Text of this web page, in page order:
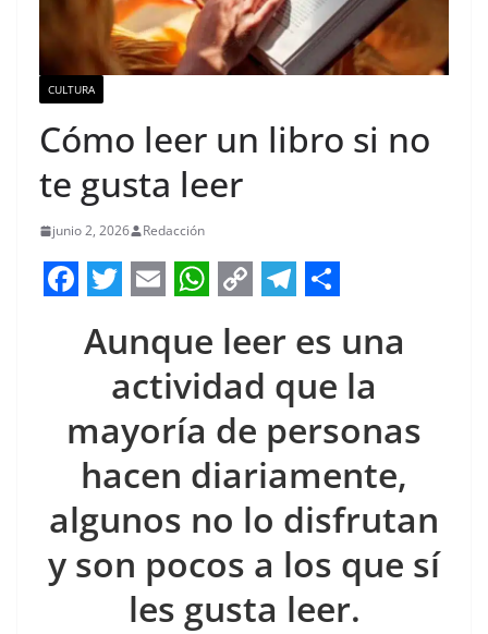
CULTURA
Cómo leer un libro si no
te gusta leer
junio 2, 2026 Redacción
o
k
w
t
t
e
r
m
a
i
l
h
a
t
s
A
p
p
o
p
y
L
i
n
k
e
l
e
g
r
a
m
h
a
r
e
Aunque leer es una
actividad que la
mayoría de personas
hacen diariamente,
algunos no lo disfrutan
y son pocos a los que sí
les gusta leer.